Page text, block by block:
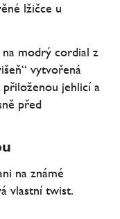
lžičce u
modrý cordial z
vytvořená
jehlicí a
před
na známé
vlastní twist.